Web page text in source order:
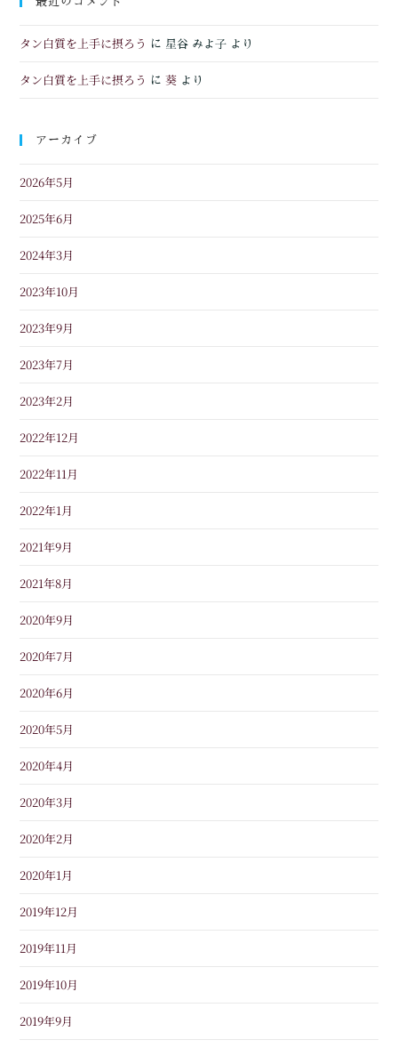
タン白質を上手に摂ろう に 星谷 みよ子 より
タン白質を上手に摂ろう に葵 より
アーカイブ
2026年5月
2025年6月
2024年3月
2023年10月
2023年9月
2023年7月
2023年2月
2022年12月
2022年11月
2022年1月
2021年9月
2021年8月
2020年9月
2020年7月
2020年6月
2020年5月
2020年4月
2020年3月
2020年2月
2020年1月
2019年12月
2019年11月
2019年10月
2019年9月